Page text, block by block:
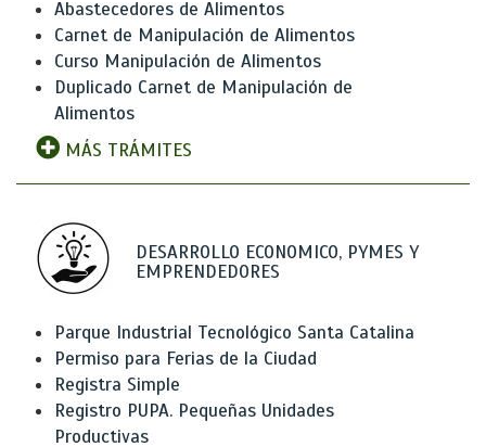
Abastecedores de Alimentos
Carnet de Manipulación de Alimentos
Curso Manipulación de Alimentos
Duplicado Carnet de Manipulación de
Alimentos
MÁS TRÁMITES
DESARROLLO ECONOMICO, PYMES Y
EMPRENDEDORES
Parque Industrial Tecnológico Santa Catalina
Permiso para Ferias de la Ciudad
Registra Simple
Registro PUPA. Pequeñas Unidades
Productivas